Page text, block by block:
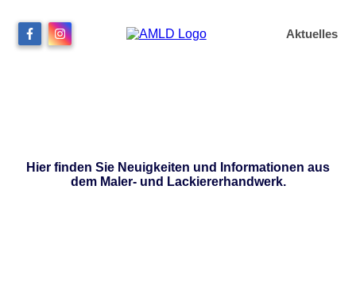
Aktuelles
Hier finden Sie Neuigkeiten und Informationen aus
dem Maler- und Lackiererhandwerk.